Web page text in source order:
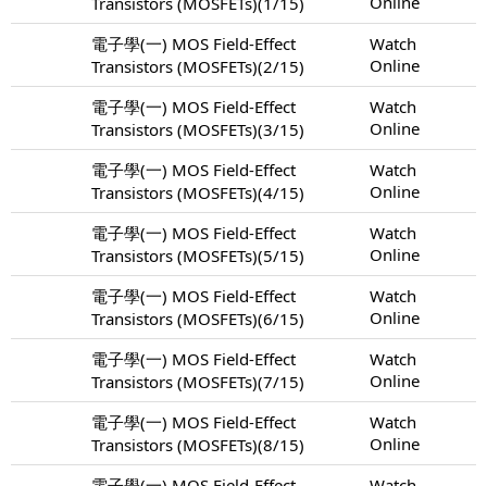
電子學(一) MOS Field-Effect
Transistors (MOSFETs)(2/15)
Watch
Online
電子學(一) MOS Field-Effect
Transistors (MOSFETs)(3/15)
Watch
Online
電子學(一) MOS Field-Effect
Transistors (MOSFETs)(4/15)
Watch
Online
電子學(一) MOS Field-Effect
Transistors (MOSFETs)(5/15)
Watch
Online
電子學(一) MOS Field-Effect
Transistors (MOSFETs)(6/15)
Watch
Online
電子學(一) MOS Field-Effect
Transistors (MOSFETs)(7/15)
Watch
Online
電子學(一) MOS Field-Effect
Transistors (MOSFETs)(8/15)
Watch
Online